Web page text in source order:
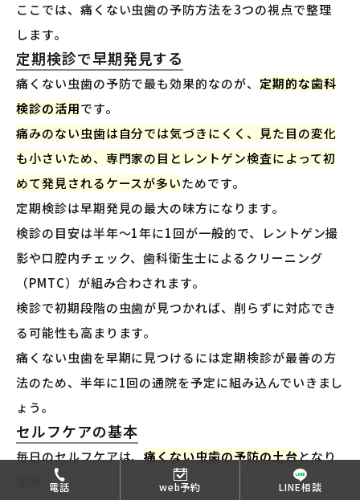
電話 web予約 LINE相談
ここでは、痛くない虫歯の予防方法を3つの視点で整理
します。
定期検診で早期発見する
痛くない虫歯の予防で最も効果的なのが、 定期的な歯科
検診の活用です。
痛みのない虫歯は自分では気づきにくく、見た目の変化
も小さいため、専門家の目とレントゲン検査によって初
めて発見されるケースが多いためです。
定期検診は早期発見の最大の味方になります。
検診の目安は半年〜1年に1回が一般的で、レントゲン撮
影や口腔内チェック、歯科衛生士によるクリーニング
（PMTC）が組み合わされます。
検診で初期段階の虫歯が見つかれば、削らずに対応でき
る可能性も高まります。
痛くない虫歯を早期に見つけるには定期検診が最善の方
法のため、半年に1回の通院を予定に組み込んでいきまし
ょう。
セルフケアの基本
毎日のセルフケアは、痛くない虫歯の予防の土台となり
ます。